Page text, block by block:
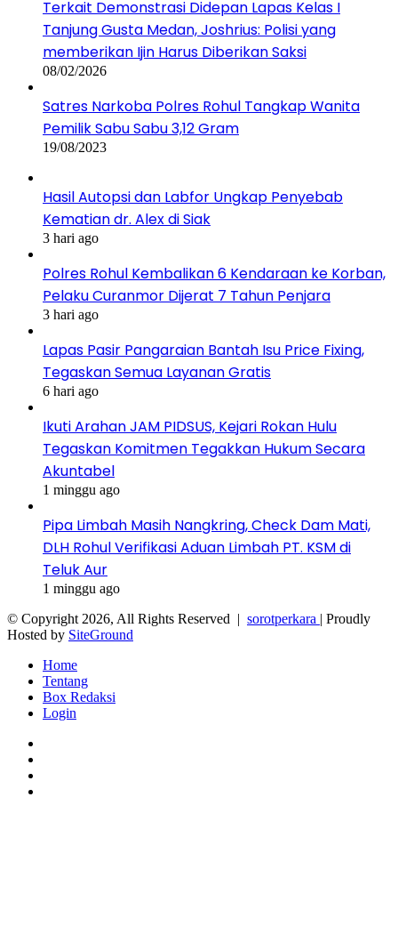
Terkait Demonstrasi Didepan Lapas Kelas I
Tanjung Gusta Medan, Joshrius: Polisi yang
memberikan Ijin Harus Diberikan Saksi
08/02/2026
Satres Narkoba Polres Rohul Tangkap Wanita
Pemilik Sabu Sabu 3,12 Gram
19/08/2023
Hasil Autopsi dan Labfor Ungkap Penyebab
Kematian dr. Alex di Siak
3 hari ago
Polres Rohul Kembalikan 6 Kendaraan ke Korban,
Pelaku Curanmor Dijerat 7 Tahun Penjara
3 hari ago
Lapas Pasir Pangaraian Bantah Isu Price Fixing,
Tegaskan Semua Layanan Gratis
6 hari ago
Ikuti Arahan JAM PIDSUS, Kejari Rokan Hulu
Tegaskan Komitmen Tegakkan Hukum Secara
Akuntabel
1 minggu ago
Pipa Limbah Masih Nangkring, Check Dam Mati,
DLH Rohul Verifikasi Aduan Limbah PT. KSM di
Teluk Aur
1 minggu ago
© Copyright 2026, All Rights Reserved | sorotperkara | Proudly
Hosted by SiteGround
Home
Tentang
Box Redaksi
Login